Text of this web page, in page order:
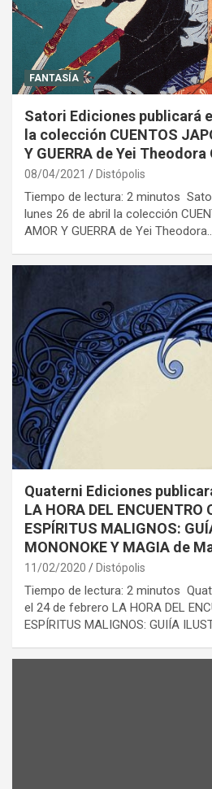
FANTASÍA
Satori Ediciones publicará
la colección CUENTOS
Y GUERRA de Yei Theodora
08/04/2021 Distópolis
Tiempo de lectura: 2 minutos
lunes 26 de abril la colección
AMOR Y GUERRA de Yei
Quaterni Ediciones
LA HORA DEL ENCUENTRO
ESPÍRITUS MALIGNOS:
MONONOKE Y MAGIA de
11/02/2020 Distópolis
Tiempo de lectura: 2 minutos
el 24 de febrero LA HORA DEL
ESPÍRITUS MALIGNOS: GUIÍA